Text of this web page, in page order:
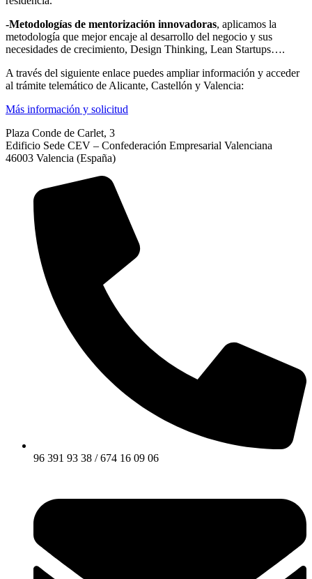
-Metodologías de mentorización innovadoras, aplicamos la
metodología que mejor encaje al desarrollo del negocio y sus
necesidades de crecimiento, Design Thinking, Lean Startups….
A través del siguiente enlace puedes ampliar información y acceder
al trámite telemático de Alicante, Castellón y Valencia:
Más información y solicitud
Plaza Conde de Carlet, 3
Edificio Sede CEV – Confederación Empresarial Valenciana
46003 Valencia (España)
96 391 93 38 / 674 16 09 06